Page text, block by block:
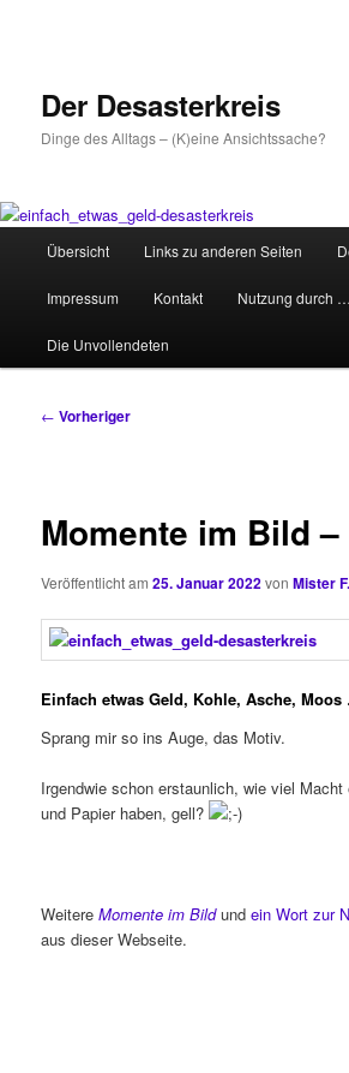
Der Desasterkreis
Dinge des Alltags – (K)eine Ansichtssache?
HauptmenüÜbersicht Links zu anderen Seiten
Impressum Kontakt Nutzung durch …
Die Unvollendeten
Beitragsnavigation
← Vorheriger
Momente im Bild
Veröffentlicht am25. Januar 2022vonMister F.
Einfach etwas Geld, Kohle, Asche,
Sprang mir so ins Auge, das Motiv.
Irgendwie schon erstaunlich, wie viel
und Papier haben, gell?
WeitereMomente im Bildundein Wort zur
aus dieser Webseite.